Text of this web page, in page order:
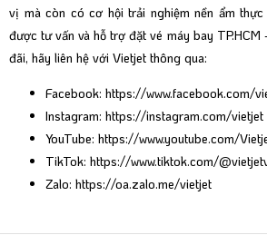
vị mà còn có cơ hội trải nghiệm nền ẩm
được tư vấn và hỗ trợ đặt vé máy bay
đãi, hãy liên hệ với Vietjet thông qua:
Facebook: https://www.facebook.com/
Instagram: https://instagram.com/vietjet
YouTube: https://www.youtube.com/
TikTok: https://www.tiktok.com/
Zalo: https://oa.zalo.me/vietjet